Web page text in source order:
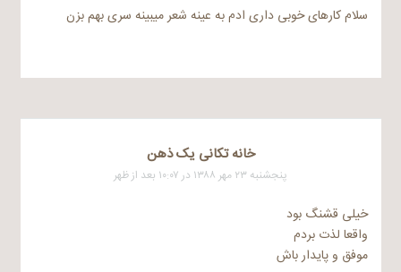
سلام کارهای خوبی داری ادم به عینه شعر میبینه سری بهم بزن
خانه تکانی یک ذهن
پنجشنبه ۲۳ مهر ۱۳۸۸ در ۱۰:۰۷ بعد از ظهر
خیلی قشنگ بود
واقعا لذت بردم
موفق و پایدار باش